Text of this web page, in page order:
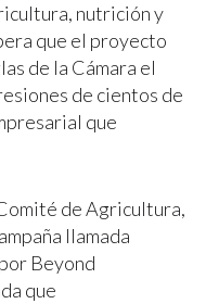
nutrición y
que el proyecto
de la Cámara el
de cientos de
que
de Agricultura,
llamada
Beyond
que